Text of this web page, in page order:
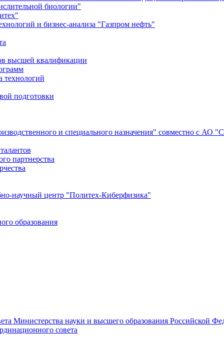
биологии"
и бизнес-анализа "Газпром нефть"
высшей квалификации
технологий
подготовки
и специального назначения" совместно с
партнерства
научный центр "Политех-Киберфизика"
образования
Министерства науки и высшего образования Российской
совета